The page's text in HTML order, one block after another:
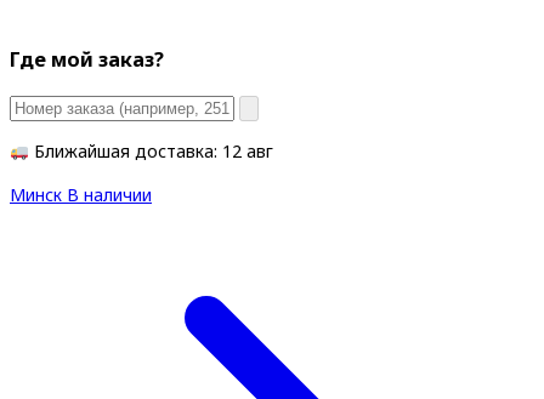
Где мой заказ?
Ближайшая доставка: 12 авг
Минск В наличии